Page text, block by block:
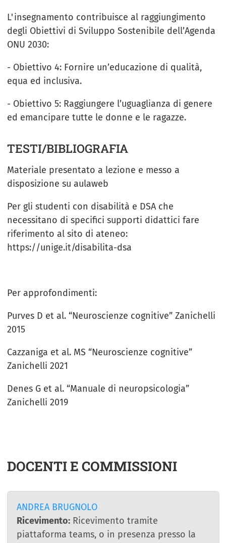
L'insegnamento contribuisce al raggiungimento
degli Obiettivi di Sviluppo Sostenibile dell’Agenda
ONU 2030:
- Obiettivo 4: Fornire un’educazione di qualità,
equa ed inclusiva.
- Obiettivo 5: Raggiungere l’uguaglianza di genere
ed emancipare tutte le donne e le ragazze.
TESTI/BIBLIOGRAFIA
Materiale presentato a lezione e messo a
disposizione su aulaweb
Per gli studenti con disabilità e DSA che
necessitano di specifici supporti didattici fare
riferimento al sito di ateneo:
https://unige.it/disabilita-dsa
Per approfondimenti:
Purves D et al. “Neuroscienze cognitive” Zanichelli
2015
Cazzaniga et al. MS “Neuroscienze cognitive”
Zanichelli 2021
Denes G et al. “Manuale di neuropsicologia”
Zanichelli 2019
DOCENTI E COMMISSIONI
ANDREA BRUGNOLO
Ricevimento:Ricevimento tramite
piattaforma teams, o in presenza presso la